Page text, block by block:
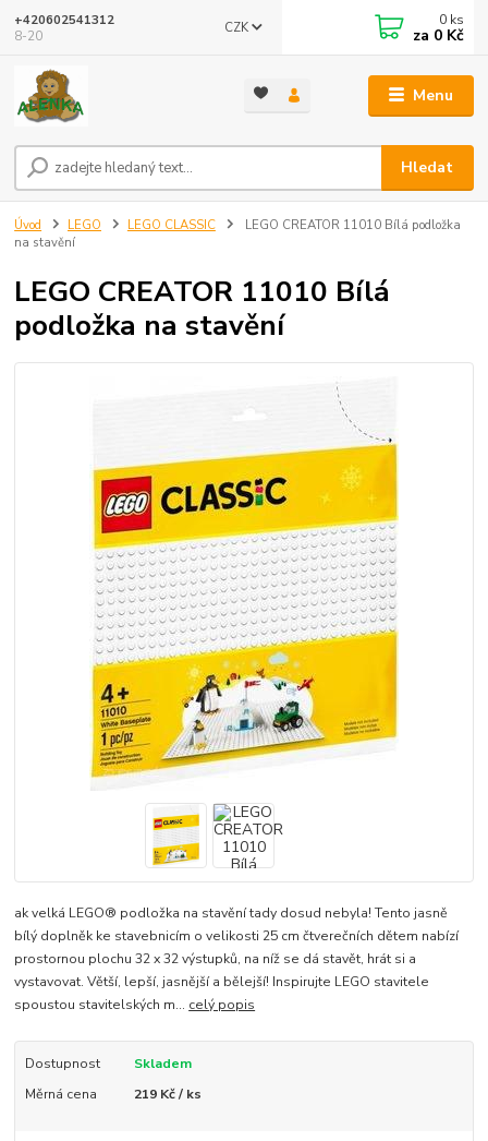
Menu
CZK
Hledat
+420602541312
8-20
0 ks
za 0 Kč
Úvod LEGO LEGO CLASSIC
LEGO CREATOR 11010 Bílá podložka
na stavění
LEGO CREATOR 11010 Bílá
podložka na stavění
ak velká LEGO® podložka na stavění tady dosud nebyla! Tento jasně
bílý doplněk ke stavebnicím o velikosti 25 cm čtverečních dětem nabízí
prostornou plochu 32 x 32 výstupků, na níž se dá stavět, hrát si a
vystavovat. Větší, lepší, jasnější a bělejší! Inspirujte LEGO stavitele
spoustou stavitelských m... celý popis
Dostupnost
Skladem
Měrná cena
219 Kč / ks